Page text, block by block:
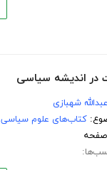
در اندیشه سیاسی
عبدالله شهبازی
کتاب‌های علوم سیاسی